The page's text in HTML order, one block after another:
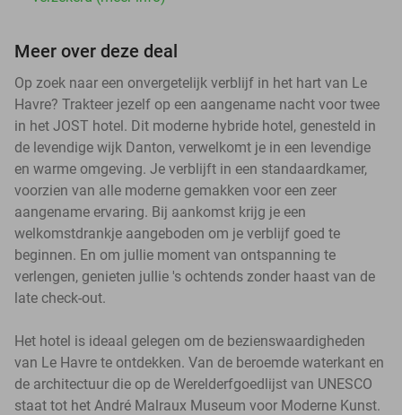
Meer over deze deal
Op zoek naar een onvergetelijk verblijf in het hart van Le
Havre? Trakteer jezelf op een aangename nacht voor twee
in het JOST hotel. Dit moderne hybride hotel, genesteld in
de levendige wijk Danton, verwelkomt je in een levendige
en warme omgeving. Je verblijft in een standaardkamer,
voorzien van alle moderne gemakken voor een zeer
aangename ervaring. Bij aankomst krijg je een
welkomstdrankje aangeboden om je verblijf goed te
beginnen. En om jullie moment van ontspanning te
verlengen, genieten jullie 's ochtends zonder haast van de
late check-out.
Het hotel is ideaal gelegen om de bezienswaardigheden
van Le Havre te ontdekken. Van de beroemde waterkant en
de architectuur die op de Werelderfgoedlijst van UNESCO
staat tot het André Malraux Museum voor Moderne Kunst.